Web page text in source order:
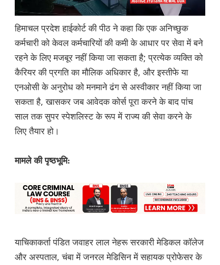
हिमाचल प्रदेश हाईकोर्ट की पीठ ने कहा कि एक अनिच्छुक
कर्मचारी को केवल कर्मचारियों की कमी के आधार पर सेवा में बने
रहने के लिए मजबूर नहीं किया जा सकता है; प्रत्येक व्यक्ति को
कैरियर की प्रगति का मौलिक अधिकार है, और इस्तीफे या
एनओसी के अनुरोध को मनमाने ढंग से अस्वीकार नहीं किया जा
सकता है, खासकर जब आवेदक कोर्स पूरा करने के बाद पांच
साल तक सुपर स्पेशलिस्ट के रूप में राज्य की सेवा करने के
लिए तैयार हो।
मामले की पृष्ठभूमि:
याचिकाकर्ता पंडित जवाहर लाल नेहरू सरकारी मेडिकल कॉलेज
और अस्पताल, चंबा में जनरल मेडिसिन में सहायक प्रोफेसर के